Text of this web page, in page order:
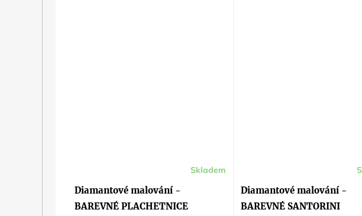
Diamantové malování -
BAREVNÉ PLACHETNICE
Skladem
Diamantové malování -
BAREVNÉ SANTORINI